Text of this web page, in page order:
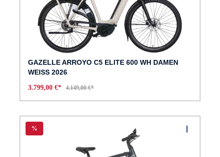
GAZELLE ARROYO C5 ELITE 600 WH DAMEN
WEISS 2026
3.799,00 €* 4.149,00 €*
%